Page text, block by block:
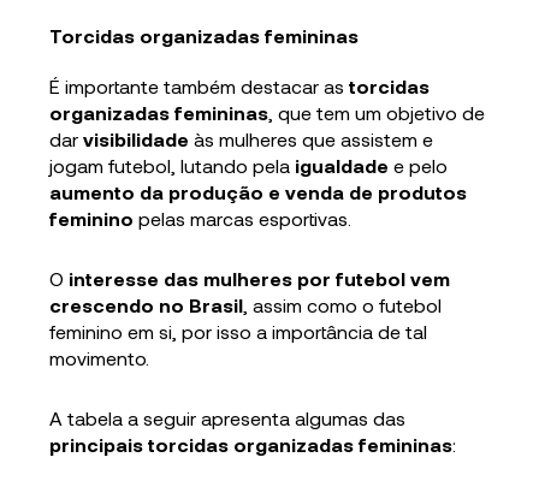
Torcidas organizadas femininas
É importante também destacar as torcidas
organizadas femininas , que tem um objetivo de
darvisibilidade às mulheres que assistem e
jogam futebol, lutando pela igualdade e pelo
aumento da produção e venda de produtos
feminino pelas marcas esportivas.
O interesse das mulheres por futebol vem
crescendo no Brasil , assim como o futebol
feminino em si, por isso a importância de tal
movimento.
A tabela a seguir apresenta algumas das
principais torcidas organizadas femininas: